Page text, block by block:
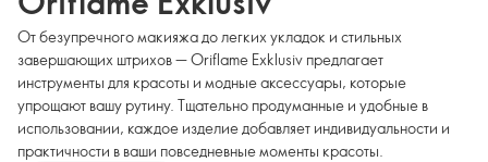
От безупречного макияжа до легких укладок и стильных
завершающих штрихов — Oriflame Exklusiv предлагает
инструменты для красоты и модные аксессуары, которые
упрощают вашу рутину. Тщательно продуманные и удобные в
использовании, каждое изделие добавляет индивидуальности и
практичности в ваши повседневные моменты красоты.